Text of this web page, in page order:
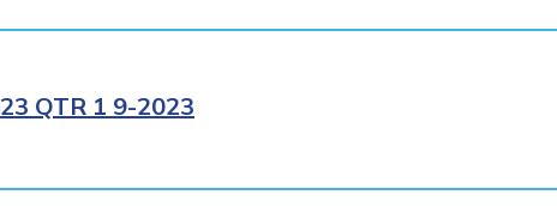
QTR 1 9-2023